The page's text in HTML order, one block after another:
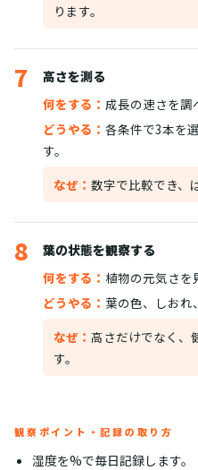
ります。
7
高さを測る
何をする： 成長の速さを調
どうやる： 各条件で3本を
す。
なぜ： 数字で比較でき、
8
葉の状態を観察する
何をする： 植物の元気さを
どうやる： 葉の色、しおれ
なぜ： 高さだけでなく、
す。
観察ポイント・記録の取り方
湿度を%で毎日記録します。